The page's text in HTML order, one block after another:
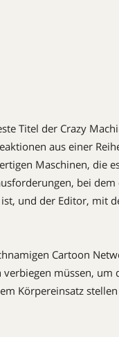
Titel der Crazy
aus einer
Maschinen, die
bei dem
und der Editor, mit
Cartoon
müssen, um
Körpereinsatz